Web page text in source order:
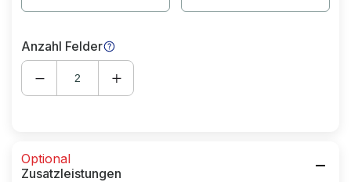
Anzahl Felder
Optional
Zusatzleistungen